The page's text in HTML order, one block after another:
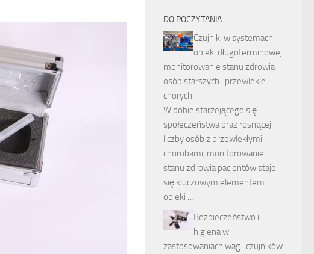
DO POCZYTANIA
Czujniki w systemach
opieki długoterminowej:
monitorowanie stanu zdrowia
osób starszych i przewlekle
chorych
W dobie starzejącego się
społeczeństwa oraz rosnącej
liczby osób z przewlekłymi
chorobami, monitorowanie
stanu zdrowia pacjentów staje
się kluczowym elementem
opieki …
Bezpieczeństwo i
higiena w
zastosowaniach wag i czujników